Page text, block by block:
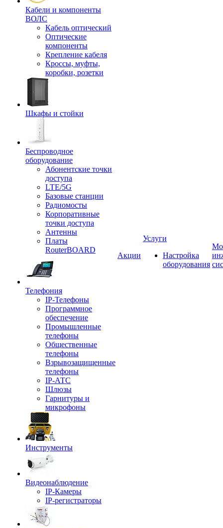
Кабели и компоненты
ВОЛС
Кабель оптический
Оптические
компоненты
Крепление кабеля
Кроссы, муфты,
коробки, розетки
Шкафы и стойки
Беспроводное
оборудование
Абонентские точки
доступа
LTE/5G
Базовые станции
Радиомосты
Корпоративные
точки доступа
Антенны
Платы
RouterBOARD
Телефония
IP-Телефоны
Программное
обеспечение
Промышленные
телефоны
Общественные
телефоны
Взрывозащищенные
телефоны
IP-АТС
Шлюзы
Гарнитуры и
микрофоны
Инструменты
Видеонаблюдение
IP-Камеры
IP-регистраторы
Акции
Услуги
Настройка
оборудования